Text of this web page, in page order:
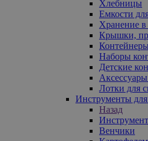
Хлебницы
Емкости
Хранение в
Крышки,
Наборы
Детские
Лотки для
Инструменты
Назад
Венчики